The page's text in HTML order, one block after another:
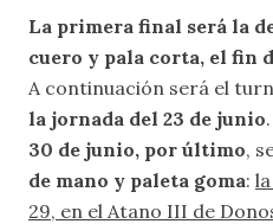
La primera final será la
cuero y pala corta, el fin
A continuación será el
la jornada del 23 de junio
30 de junio, por último,
de mano y paleta goma:
29, en el Atano III de